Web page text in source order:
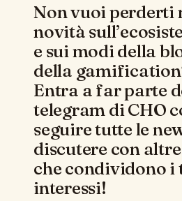
Non vuoi perderti
novità
e sui modi della
della
Entra a far parte
telegram di CHO
seguire tutte le
discutere con
che condividono i
interessi!